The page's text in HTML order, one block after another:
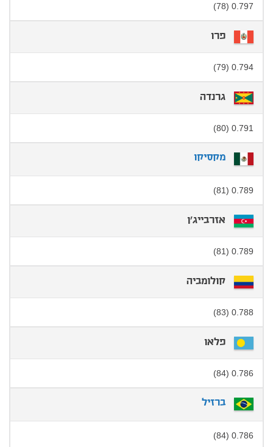
0.797 (78)
פרו
0.794 (79)
גרנדה
0.791 (80)
מקסיקו
0.789 (81)
אזרבייג'ן
0.789 (81)
קולומביה
0.788 (83)
פלאו
0.786 (84)
ברזיל
0.786 (84)